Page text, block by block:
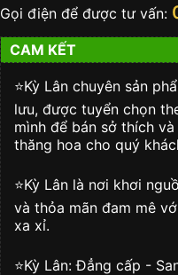
Radiant
7.6mm
số
lượng
Gọi điện để được tư vấn:
CAM KẾT
⭐️Kỳ Lân chuyên sản
lưu, được tuyển chọn
mình để bán sở thích
thăng hoa cho quý
⭐️Kỳ Lân là nơi khơi
và thỏa mãn đam mê
xa xỉ.
⭐️Kỳ Lân: Đẳng cấp -